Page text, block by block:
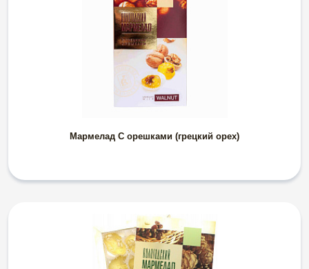
Мармелад С орешками (грецкий орех)